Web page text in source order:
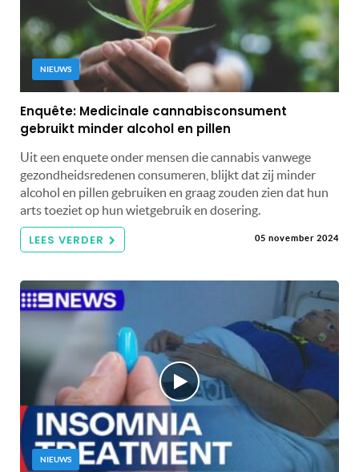
NIEUWS
Enquête: Medicinale cannabisconsument
gebruikt minder alcohol en pillen
Uit een enquete onder mensen die cannabis vanwege
gezondheidsredenen consumeren, blijkt dat zij minder
alcohol en pillen gebruiken en graag zouden zien dat hun
arts toeziet op hun wietgebruik en dosering.
LEES VERDER 05 november 2024
NIEUWS